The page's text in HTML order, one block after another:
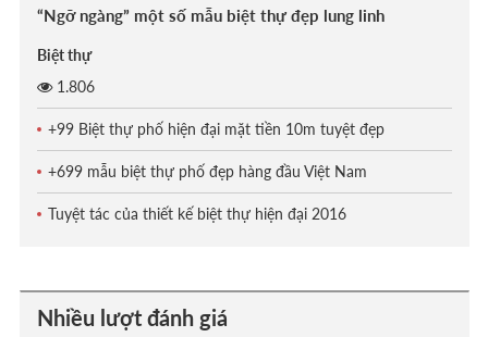
“Ngỡ ngàng” một số mẫu biệt thự đẹp lung linh
Biệt thự
1.806
+99 Biệt thự phố hiện đại mặt tiền 10m tuyệt đẹp
+699 mẫu biệt thự phố đẹp hàng đầu Việt Nam
Tuyệt tác của thiết kế biệt thự hiện đại 2016
Nhiều lượt đánh giá